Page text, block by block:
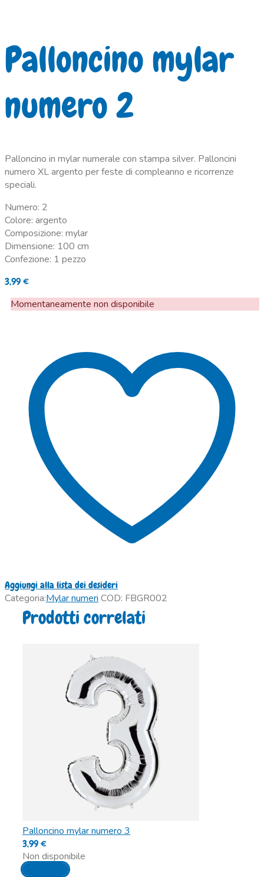
Palloncino mylar
numero 2
Palloncino in mylar numerale con stampa silver. Palloncini
numero XL argento per feste di compleanno e ricorrenze
speciali.
Numero: 2
Colore: argento
Composizione: mylar
Dimensione: 100 cm
Confezione: 1 pezzo
3,99€
Momentaneamente non disponibile
Aggiungi alla lista dei desideri
Categoria:Mylar numeri COD: FBGR002
Prodotti correlati
Palloncino mylar numero 3
3,99€
Non disponibile
Leggi tutto